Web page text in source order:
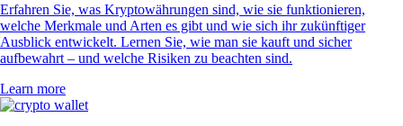
Erfahren Sie, was Kryptowährungen sind, wie sie funktionieren,
welche Merkmale und Arten es gibt und wie sich ihr zukünftiger
Ausblick entwickelt. Lernen Sie, wie man sie kauft und sicher
aufbewahrt – und welche Risiken zu beachten sind.
Learn more